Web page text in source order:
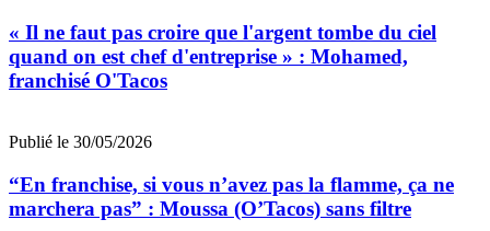
« Il ne faut pas croire que l'argent tombe du ciel
quand on est chef d'entreprise » : Mohamed,
franchisé O'Tacos
Publié le 30/05/2026
“En franchise, si vous n’avez pas la flamme, ça ne
marchera pas” : Moussa (O’Tacos) sans filtre